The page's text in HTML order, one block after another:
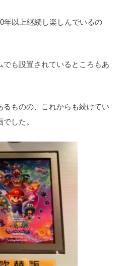
年以上継続し楽しんでいるの
も設置されているところもあ
るものの、これからも続けてい
した。